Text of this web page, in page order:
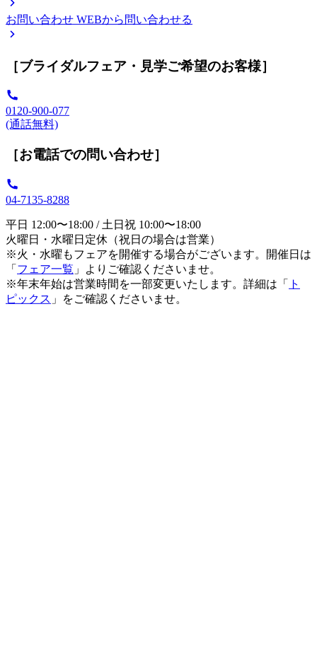
お問い合わせ WEBから問い合わせる
［ブライダルフェア・見学ご希望のお客様］
0120-900-077
(通話無料)
［お電話での問い合わせ］
04-7135-8288
平日 12:00〜18:00 / 土日祝 10:00〜18:00
火曜日・水曜日定休（祝日の場合は営業）
※火・水曜もフェアを開催する場合がございます。開催日は
「 フェア一覧 」よりご確認くださいませ。
※年末年始は営業時間を一部変更いたします。詳細は「
ト
ピックス 」をご確認くださいませ。